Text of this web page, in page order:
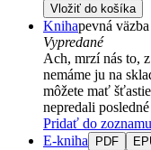
Vložiť do košíka
Knihapevná
Vypredané
Ach, mrzí nás to,
nemáme ju na
môžete mať
nepredali
Pridať do zoznamu
E-kniha
PDF